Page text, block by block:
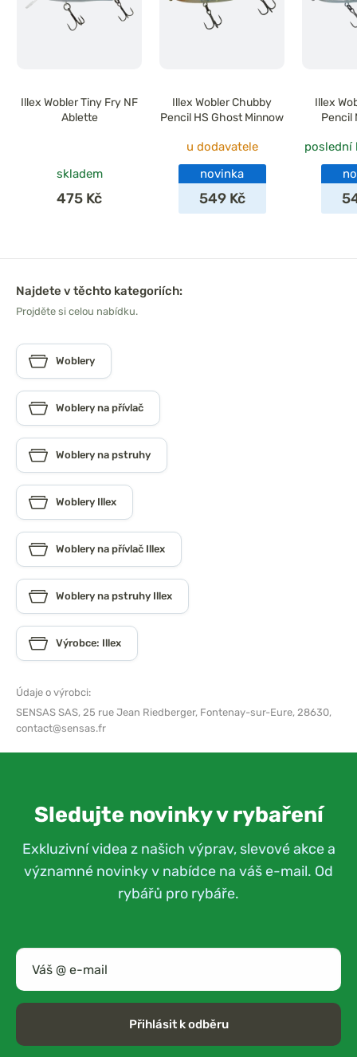
Illex Wobler Tiny Fry NF
Ablette
skladem
475 Kč
Illex Wobler Chubby
Pencil HS Ghost Minnow
u dodavatele
novinka
549 Kč
Illex
Pencil
poslední
Najdete v těchto kategoriích:
Projděte si celou nabídku.
Woblery
Woblery na přívlač
Woblery na pstruhy
Woblery Illex
Woblery na přívlač Illex
Woblery na pstruhy Illex
Výrobce: Illex
Údaje o výrobci:
SENSAS SAS, 25 rue Jean Riedberger, Fontenay-sur-Eure, 28630,
contact@sensas.fr
Sledujte novinky v rybaření
Exkluzivní videa z našich výprav, slevové akce a
významné novinky v nabídce na váš e-mail. Od
rybářů pro rybáře.
Přihlásit k odběru